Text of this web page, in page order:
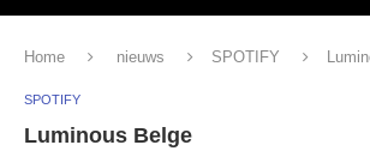
Home nieuws SPOTIFY
SPOTIFY
Luminous Belge